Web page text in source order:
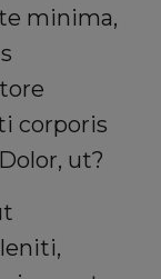
minima,
corporis
ut?